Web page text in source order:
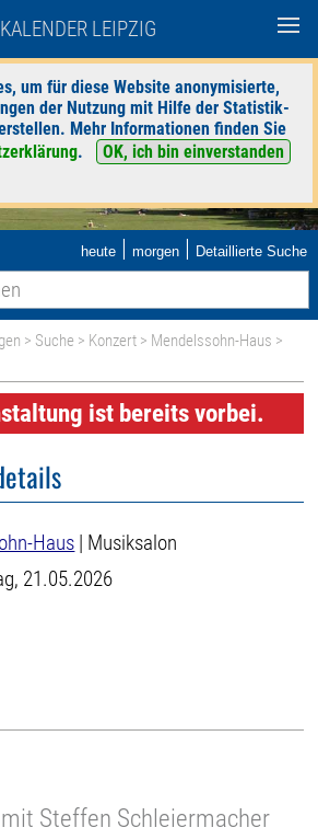
LEIPZIG
um für diese Website anonymisierte,
der Nutzung mit Hilfe der Statistik-
Mehr Informationen finden Sie
.
OK, ich bin einverstanden
heute | morgen | Detaillierte Suche
> Suche > Konzert > Mendelssohn-Haus >
ist bereits vorbei.
Haus | Musiksalon
21.05.2026
Steffen Schleiermacher